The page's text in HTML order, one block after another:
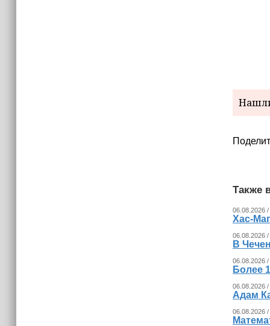
Также
06.08.2026
Хас-
06.08.2026
В
06.08.2026
Более
06.08.2026
Адам
06.08.2026